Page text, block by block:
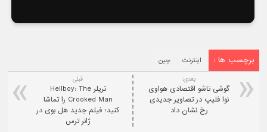
برچسب ها : اینترنت چین
قبلی
تریلر Hellboy: The
Crooked Man را تماشا
کنید؛ فیلم جدید هل بوی در
ژانر ترس
بعدی:
گوشی تاشو اقتصادی هواوی
نوا فلیپ در تصاویر جدیدی
رخ نشان داد